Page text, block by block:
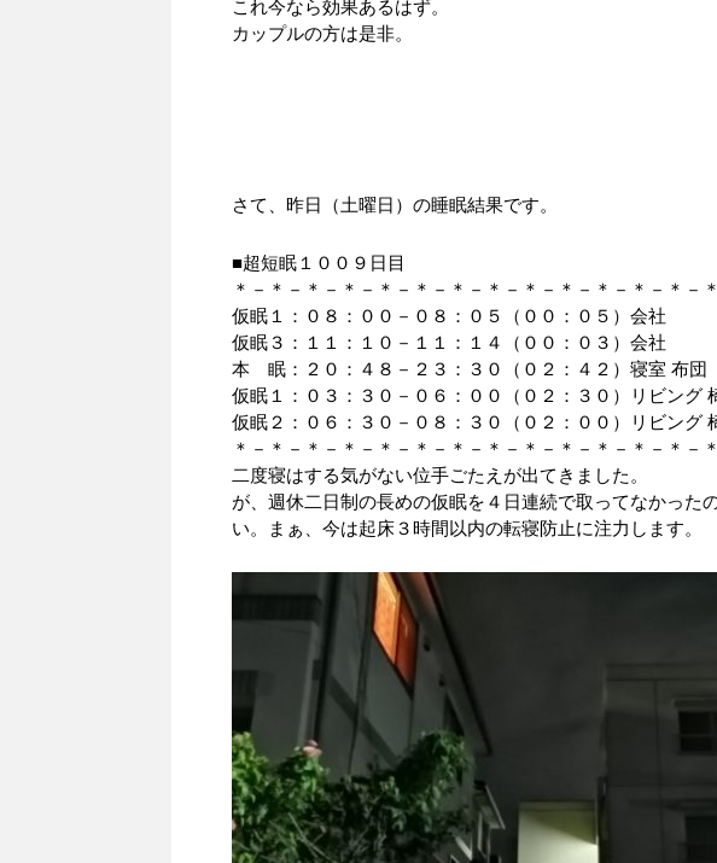
これ今なら効果あるはず。
カップルの方は是非。
さて、昨日（土曜日）の睡眠結果です。
■超短眠１００９日目
＊－＊－＊－＊－＊－＊－＊－＊－＊－＊－＊－＊－＊－
仮眠１：０８：００－０８：０５（００：０５）会社
仮眠３：１１：１０－１１：１４（００：０３）会社
本 眠：２０：４８－２３：３０（０２：４２）寝室 布団
仮眠１：０３：３０－０６：００（０２：３０）リビング
仮眠２：０６：３０－０８：３０（０２：００）リビング
＊－＊－＊－＊－＊－＊－＊－＊－＊－＊－＊－＊－＊－
二度寝はする気がない位手ごたえが出てきました。
が、週休二日制の長めの仮眠を４日連続で取ってなかった
い。まぁ、今は起床３時間以内の転寝防止に注力します。